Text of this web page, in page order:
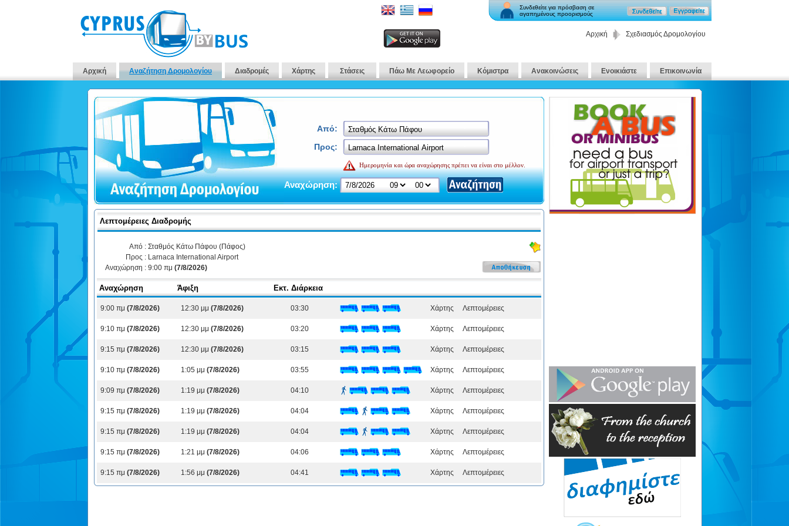
Συνδεθείτε για πρόσβαση σε
αγαπημένους προορισμούς
Αρχική Σχεδιασμός Δρομολογίου
Αρχική Αναζήτηση Δρομολογίου Διαδρομές Χάρτης Στάσεις Πάω Με Λεωφορείο Κόμιστρα Ανακοινώσεις Ενοικιάστε Επικοινωνία
Από:
Προς:
Ημερομηνία και ώρα αναχώρησης πρέπει να είναι στο μέλλον.
Αναχώρηση:
Λεπτομέρειες Διαδρομής
Από : Σταθμός Κάτω Πάφου (Πάφος)
Προς : Larnaca International Airport
Αναχώρηση : 9:00 πμ (7/8/2026)
Αναχώρηση Άφιξη Εκτ. Διάρκεια
9:00 πμ (7/8/2026) 12:30 μμ (7/8/2026) 03:30 Χάρτης Λεπτομέρειες
9:10 πμ (7/8/2026) 12:30 μμ (7/8/2026) 03:20 Χάρτης Λεπτομέρειες
9:15 πμ (7/8/2026) 12:30 μμ (7/8/2026) 03:15 Χάρτης Λεπτομέρειες
9:10 πμ (7/8/2026) 1:05 μμ (7/8/2026) 03:55 Χάρτης Λεπτομέρειες
9:09 πμ (7/8/2026) 1:19 μμ (7/8/2026) 04:10 Χάρτης Λεπτομέρειες
9:15 πμ (7/8/2026) 1:19 μμ (7/8/2026) 04:04 Χάρτης Λεπτομέρειες
9:15 πμ (7/8/2026) 1:19 μμ (7/8/2026) 04:04 Χάρτης Λεπτομέρειες
9:15 πμ (7/8/2026) 1:21 μμ (7/8/2026) 04:06 Χάρτης Λεπτομέρειες
9:15 πμ (7/8/2026) 1:56 μμ (7/8/2026) 04:41 Χάρτης Λεπτομέρειες